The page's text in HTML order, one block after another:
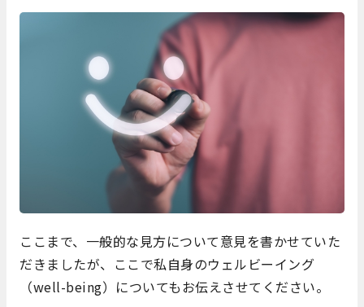
ここまで、一般的な見方について意見を書かせていた
だきましたが、ここで私自身のウェルビーイング
（well-being）についてもお伝えさせてください。